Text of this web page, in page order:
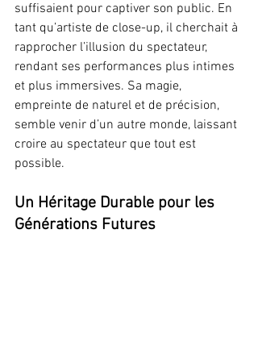
suffisaient pour captiver son public. En
tant qu’artiste de close-up, il cherchait à
rapprocher l’illusion du spectateur,
rendant ses performances plus intimes
et plus immersives. Sa magie,
empreinte de naturel et de précision,
semble venir d’un autre monde, laissant
croire au spectateur que tout est
possible.
Un Héritage Durable pour les
Générations Futures